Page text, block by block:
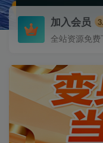
加入会员
全站资源免费